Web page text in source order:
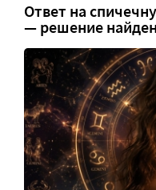
Ответ на
— решение